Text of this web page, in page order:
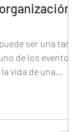
ser una tarea
de los eventos
vida de una